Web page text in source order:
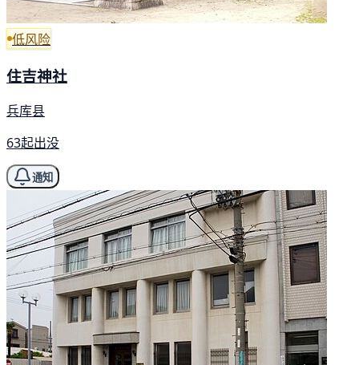
低风险
住吉神社
兵库县
63起出没
通知